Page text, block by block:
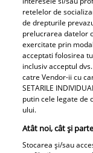
mai multe în
Parteneri
retelelor de
de drepturile
prelucrarea datelor
exercitate prin
acceptati folosirea
inclusiv acceptul
catre Vendor-ii cu
SETARILE
putin cele legate de
ului.
Atât noi, cât și
Stocarea și/sau